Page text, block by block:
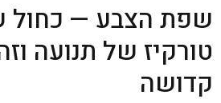
שפת הצבע — כחול
טורקיז של תנועה
קדושה